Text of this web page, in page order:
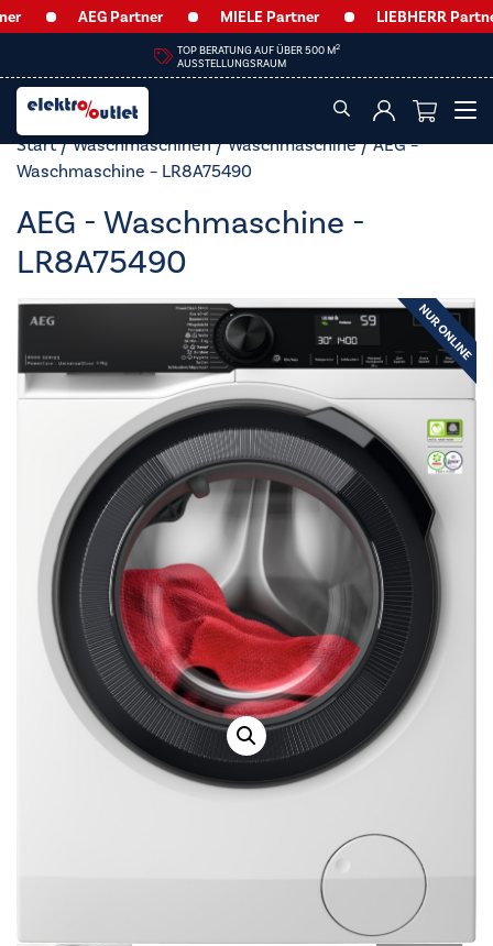
AEG Partner MIELE Partner LIEBHERR Partner
HEUTE GEÖFFNET VON
09:00 – 12:30 UHR & 14:00 – 18:00 UHR
Start/Waschmaschinen/Waschmaschine/ AEG –
Waschmaschine – LR8A75490
AEG - Waschmaschine -
LR8A75490